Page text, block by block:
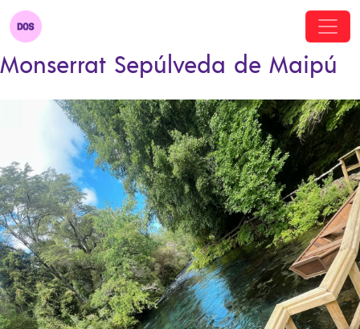
Monserrat Sepúlveda de Maipú